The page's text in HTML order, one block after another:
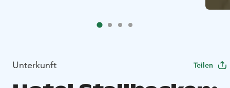
Unterkunft Teilen